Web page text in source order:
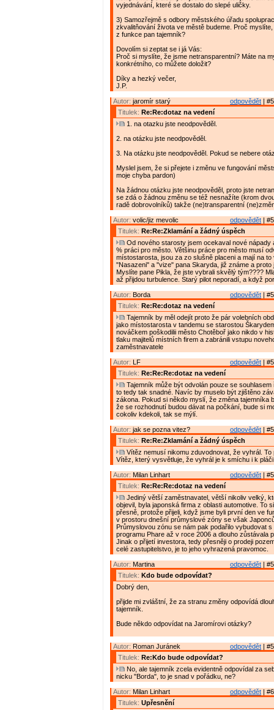
vyjednávání, které se dostalo do slepé uličky.
3) Samozřejmě s odbory městského úřadu
zkvalitňování života ve městě budeme. Proč
z funkce pan tajemník?
Dovolím si zeptat se i já Vás:
Proč si myslíte, že jsme netransparentní? Máte na
konkrétního, co můžete doložit?
Díky a hezký večer,
J.P.
odpovědět |
Autor: jaromír starý
Titulek: Re:Re:dotaz na vedení
1. na otazku jste neodpověděl.
2. na otázku jste neodpověděl.
3. Na otázku jste neodpověděl. Pokud se nebere
Myslel jsem, že si přejete i změnu ve fungování
moje chyba pardon)
Na žádnou otázku jste neodpověděl, proto jste
se zdá o žádnou změnu se též nesnažíte (krom
radě dobrovolníků) takže (ne)transparentní
odpovědět |
Autor: volic/jiz mevolic
Titulek: Re:Re:Zklamání a žádný úspěch
Od nového starosty jsem ocekaval nové nápady
% práci pro město. Většinu práce pro město musí
místostarosta, jsou za zo slušně placeni a mají na
"Nasazeni" a "vize" pana Skaryda, již známe a proto
Myslíte pane Pikla, že jste vybrali skvělý tým????
až přijdou turbulence. Starý pilot neporadí, a když
odpovědět |
Autor: Borda
Titulek: Re:Re:dotaz na vedení
Tajemník by měl odejít proto že pár volebních
jako místostarosta v tandemu se starostou
nováčkem poškodilii město Chotěboř jako nikdo v
tlaku majitelů místních firem a zabránili vstupu
zaměstnavatele
odpovědět |
Autor: LF
Titulek: Re:Re:Re:dotaz na vedení
Tajemník může být odvolán pouze se souhlasem
to tedy tak snadné. Navíc by muselo být zjištěno
zákona. Pokud si někdo myslí, že změna tajemníka
že se rozhodnutí budou dávat na počkání, bude si
cokoliv kdekoli, tak se mýlí.
odpovědět |
Autor: jak se pozna vitez?
Titulek: Re:Re:Zklamání a žádný úspěch
Vítěz nemusí nikomu zduvodnovat, že vyhrál. To
Vítěz, který vysvětluje, že vyhrál je k smíchu i k
odpovědět |
Autor: Milan Linhart
Titulek: Re:Re:Re:dotaz na vedení
Jediný větší zaměstnavatel, větší nikoliv velký,
objevil, byla japonská firma z oblasti automotive. To
přesně, protože přijeli, když jsme byli první den ve
v prostoru dnešní průmyslové zóny se však
Průmyslovou zónu se nám pak podařilo vybudovat
programu Phare až v roce 2006 a dlouho zůstávala
Jinak o přijetí investora, tedy přesněji o prodeji
celé zastupitelstvo, je to jeho vyhrazená pravomoc.
odpovědět |
Autor: Martina
Titulek: Kdo bude odpovídat?
Dobrý den,
přijde mi zvláštní, že za stranu změny odpovídá
tajemník.
Bude někdo odpovídat na Jaromírovi otázky?
odpovědět |
Autor: Roman Juránek
Titulek: Re:Kdo bude odpovídat?
No, ale tajemník zcela evidentně odpovídal za
nicku "Borda", to je snad v pořádku, ne?
odpovědět |
Autor: Milan Linhart
Titulek: Upřesnění